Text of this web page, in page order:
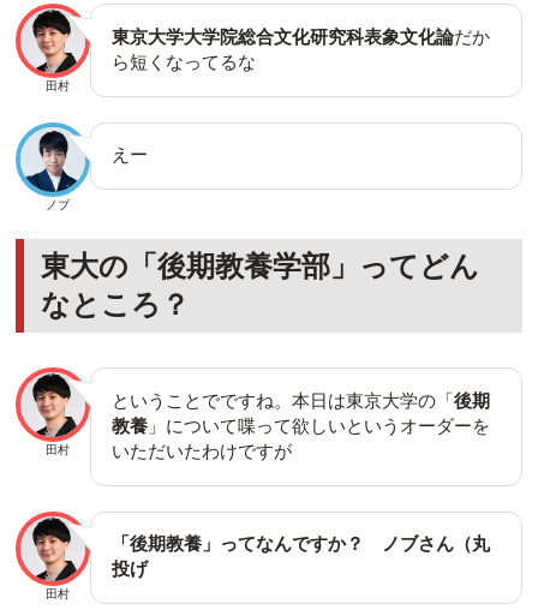
田村
東京大学大学院総合文化研究科表象文化論だか
ら短くなってるな
ノブ
えー
東大の「後期教養学部」ってどん
なところ？
田村
ということでですね。本日は東京大学の「後期
教養 」について喋って欲しいというオーダーを
いただいたわけですが
田村
「後期教養」ってなんですか？ ノブさん（丸
投げ